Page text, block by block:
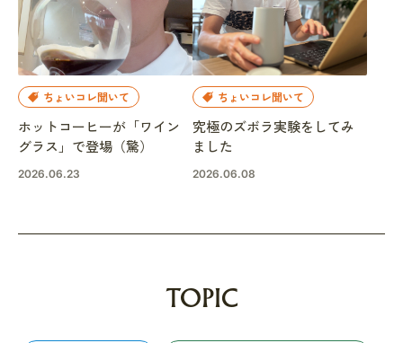
ちょいコレ聞いて
ホットコーヒーが「ワイン
グラス」で登場（驚）
2026.06.23
ちょいコレ聞いて
究極のズボラ実験をしてみ
ました
2026.06.08
TOPIC